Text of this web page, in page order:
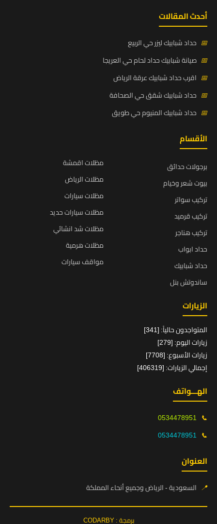
أحدث المقالات
📅 حداد شبابيك ليزر حي الربيع
📅 صيانة شبابيك حداد لحام حي العريجا
📅 اقرب حداد شبابيك عرقة الرياض
📅 حداد شبابيك شقق حي الصحافة
📅 حداد شبابيك المنيوم حي طويق
الأقسام
برجولات حدائق
بيوت شعر وخيام
تركيب سواتر
تركيب قرميد
تركيب هناجر
حداد ابواب
حداد شبابيك
ساندوتش بنل
مظلات اقمشة
مظلات الرياض
مظلات سيارات
مظلات سيارات حديد
مظلات شد انشائي
مظلات هرمية
مواقف سيارات
الزيارات
المتواجدون حالياً: [341]
زيارات اليوم: [279]
زيارات الأسبوع: [7708]
إجمالي الزيارات: [406319]
الهـــواتف
📞
0534478951
📞
0534478951
العنوان
📍 السعودية - الرياض وجميع أنحاء المملكة
برمجة : CODARBY